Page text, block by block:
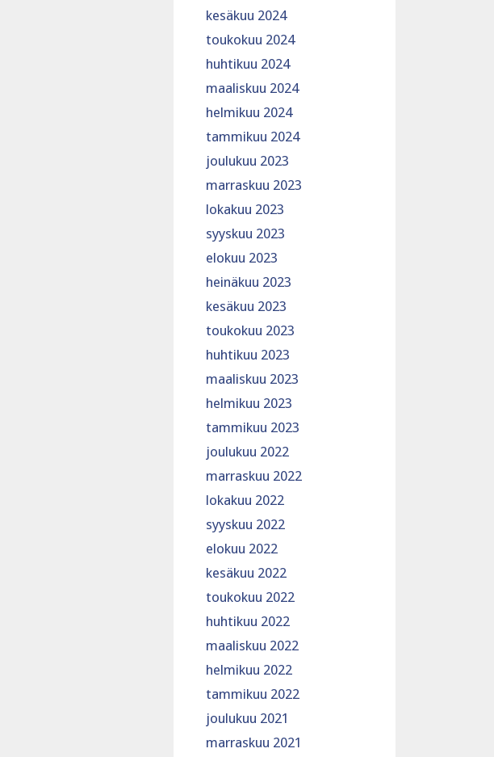
kesäkuu 2024
toukokuu 2024
huhtikuu 2024
maaliskuu 2024
helmikuu 2024
tammikuu 2024
joulukuu 2023
marraskuu 2023
lokakuu 2023
syyskuu 2023
elokuu 2023
heinäkuu 2023
kesäkuu 2023
toukokuu 2023
huhtikuu 2023
maaliskuu 2023
helmikuu 2023
tammikuu 2023
joulukuu 2022
marraskuu 2022
lokakuu 2022
syyskuu 2022
elokuu 2022
kesäkuu 2022
toukokuu 2022
huhtikuu 2022
maaliskuu 2022
helmikuu 2022
tammikuu 2022
joulukuu 2021
marraskuu 2021